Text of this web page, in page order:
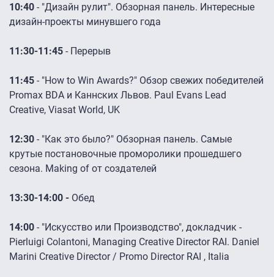
10:40 - "Дизайн рулит". Обзорная панель. Интересные
дизайн-проекты минувшего года
11:30-11:45 - Перерыв
11:45 - "How to Win Awards?" Обзор свежих победителей
Promax BDA и Каннских Львов. Paul Evans Lead
Creative, Viasat World, UK
12:30 - "Как это было?" Обзорная панель. Самые
крутые постановочные проморолики прошедшего
сезона. Making of от создателей
13:30-14:00 - Обед
14:00 - "Искусство или Производство", докладчик -
Pierluigi Colantoni, Managing Creative Director RAI. Daniel
Marini Creative Director / Promo Director RAI , Italia